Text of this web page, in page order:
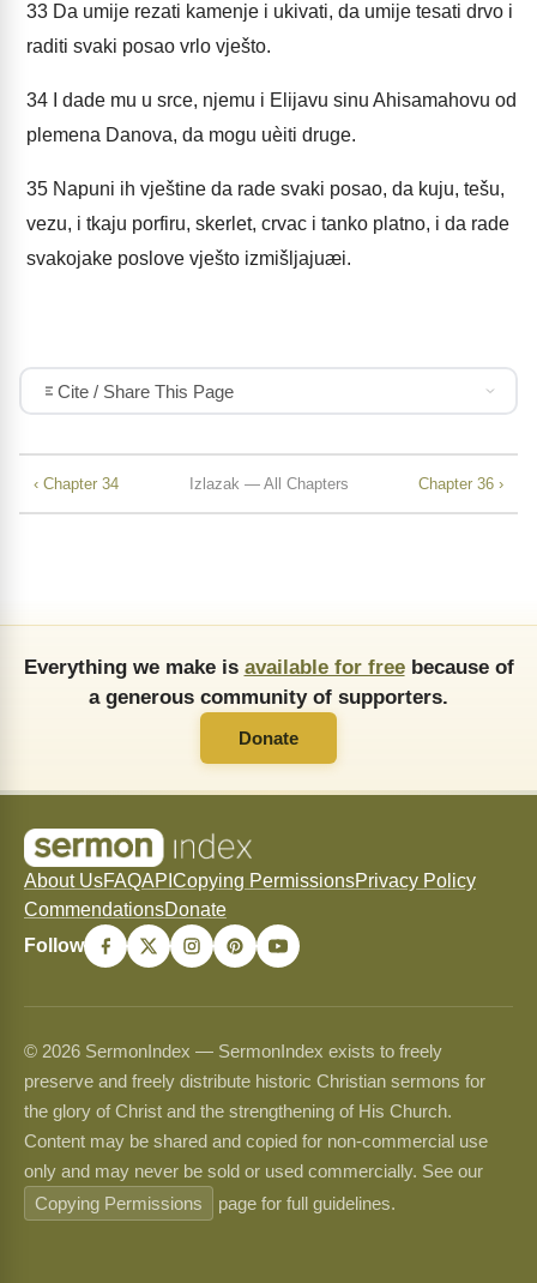
33 Da umije rezati kamenje i ukivati, da umije tesati drvo i
raditi svaki posao vrlo vješto.
34 I dade mu u srce, njemu i Elijavu sinu Ahisamahovu od
plemena Danova, da mogu uèiti druge.
35 Napuni ih vještine da rade svaki posao, da kuju, tešu,
vezu, i tkaju porfiru, skerlet, crvac i tanko platno, i da rade
svakojake poslove vješto izmišljajuæi.
Cite / Share This Page
‹ Chapter 34 Izlazak — All Chapters Chapter 36 ›
Everything we make is available for freebecause of
a generous community of supporters.
Donate
About UsFAQAPI Copying PermissionsPrivacy Policy
CommendationsDonate
Follow
© 2026 SermonIndex — SermonIndex exists to freely
preserve and freely distribute historic Christian sermons for
the glory of Christ and the strengthening of His Church.
Content may be shared and copied for non-commercial use
only and may never be sold or used commercially. See our
Copying Permissions
page for full guidelines.